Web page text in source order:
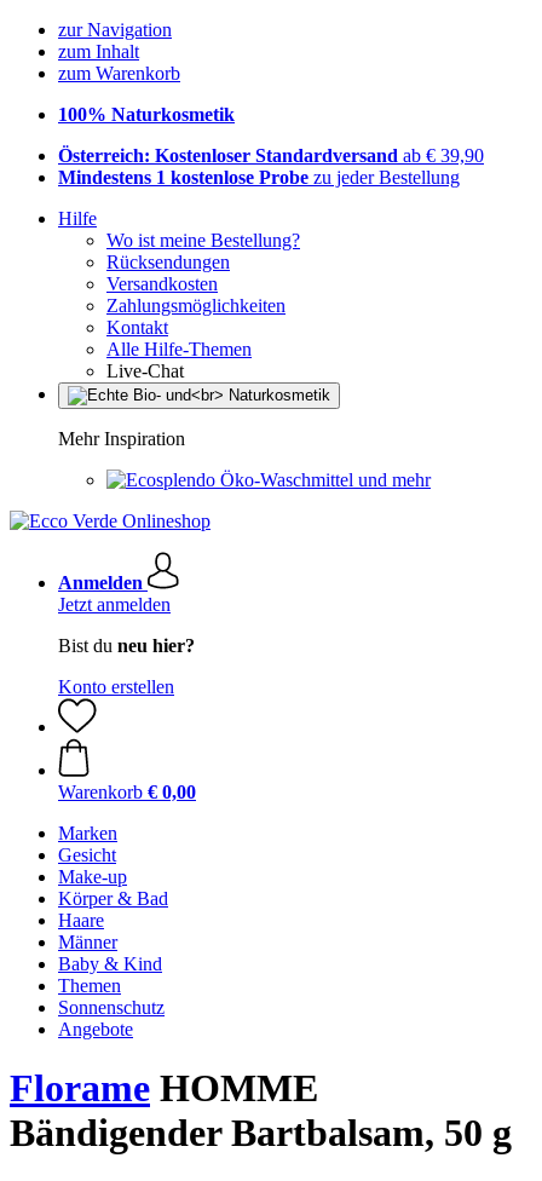
zur Navigation
zum Inhalt
zum Warenkorb
100% Naturkosmetik
Österreich: Kostenloser Standardversand ab € 39,90
Mindestens 1 kostenlose Probe zu jeder Bestellung
Hilfe
Wo ist meine Bestellung?
Rücksendungen
Versandkosten
Zahlungsmöglichkeiten
Kontakt
Alle Hilfe-Themen
Live-Chat
Mehr Inspiration
Öko-Waschmittel und mehr
Anmelden
Jetzt anmelden
Bist du neu hier?
Konto erstellen
Warenkorb € 0,00
Marken
Gesicht
Make-up
Körper & Bad
Haare
Männer
Baby & Kind
Themen
Sonnenschutz
Angebote
Florame HOMME
Bändigender Bartbalsam, 50 g